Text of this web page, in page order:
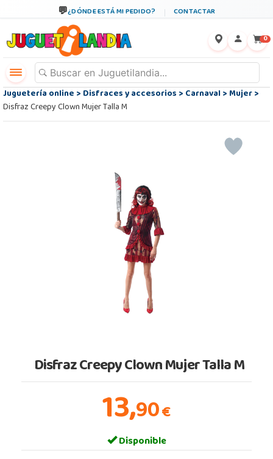
¿DÓNDE ESTÁ MI PEDIDO? CONTACTAR
0
Juguetería online>Disfraces y accesorios>Carnaval>Mujer>
Disfraz Creepy Clown Mujer Talla M
Disfraz Creepy Clown Mujer Talla M
13,90€
Disponible